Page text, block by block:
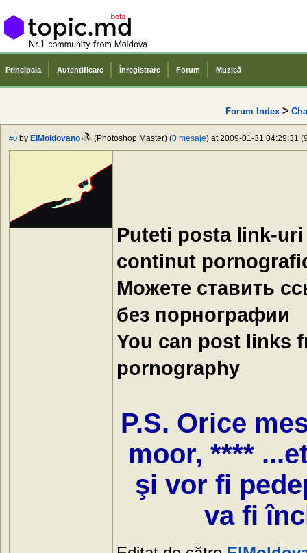
Principala Autentificare Înregistrare Forum Muzică
Forum Index >
#0 by ElMoldovano (Photoshop Master) (0 mesaje) at 2009-01-31 04:29:31
Puteti posta link-
continut
Можете ставить
без порнографии
You can post links
pornography
P.S. Orice
moor, ****
şi vor fi
va fi